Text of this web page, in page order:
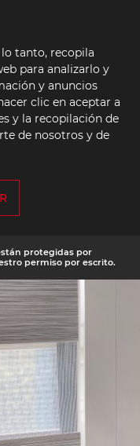
tanto, recopila
para analizarlo y
y anuncios
clic en aceptar a
y la recopilación de
de nosotros y de
protegidas por
permiso por escrito.